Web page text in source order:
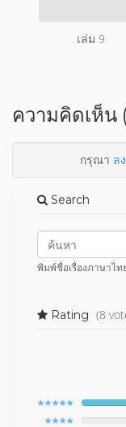
เล่ม 9
ความคิดเห็น
กรุณา ล
Search
พิมพ์ชื่อเรื่องภาษาไ
Rating (8